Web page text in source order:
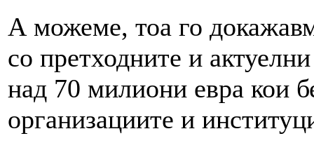
А можеме, тоа го
со претходните и
над 70 милиони евра кои
организациите и